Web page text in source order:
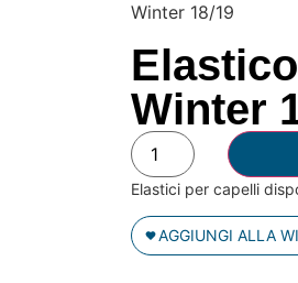
Winter 18/19
Winter
Elastici per capelli
AGGIUNGI ALLA